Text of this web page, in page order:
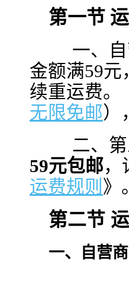
第一节
一、自
金额满59
续重运费。
无限免邮）
二、第
59元包邮，
运费规则 》
第二节
一、 自营